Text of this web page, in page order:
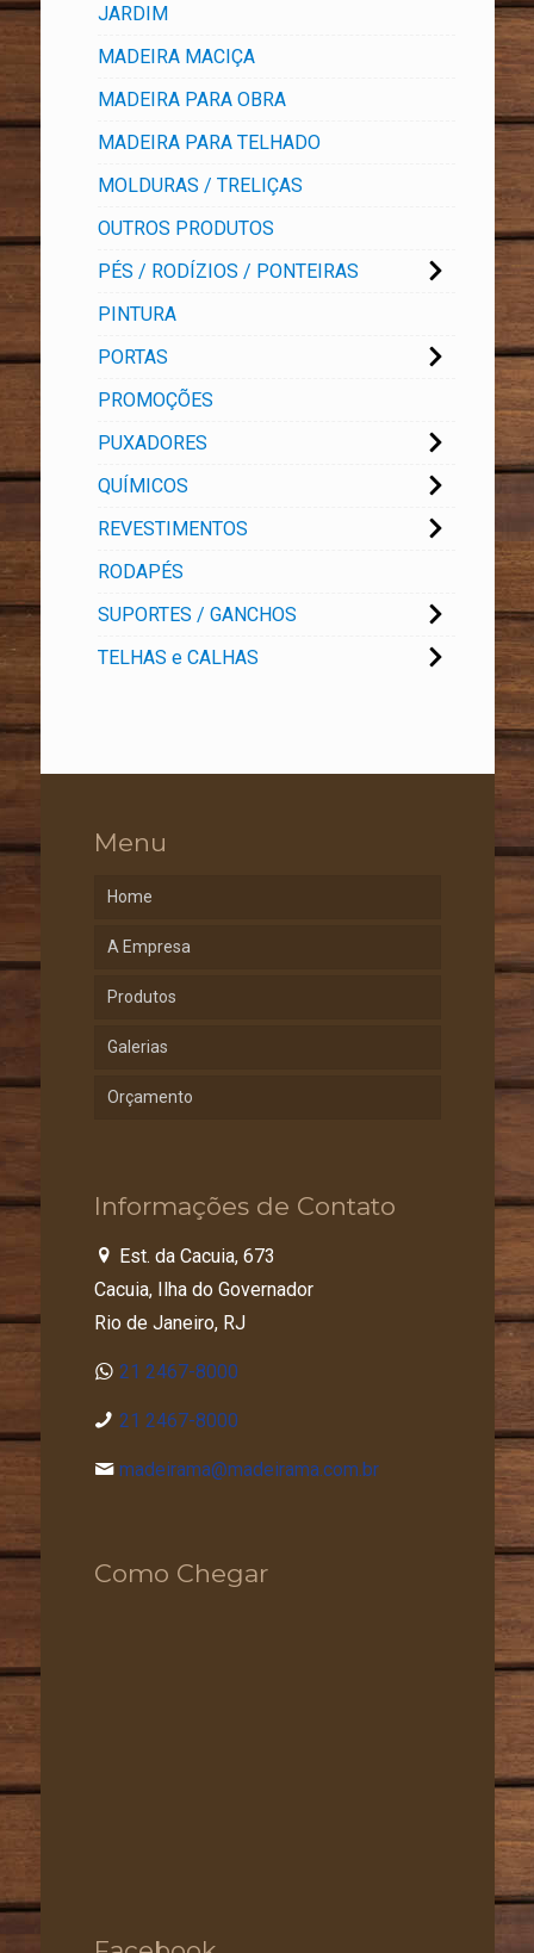
JARDIM
MADEIRA MACIÇA
MADEIRA PARA OBRA
MADEIRA PARA TELHADO
MOLDURAS / TRELIÇAS
OUTROS PRODUTOS
PÉS / RODÍZIOS / PONTEIRAS
PINTURA
PORTAS
PROMOÇÕES
PUXADORES
QUÍMICOS
REVESTIMENTOS
RODAPÉS
SUPORTES / GANCHOS
TELHAS e CALHAS
Menu
Home
A Empresa
Produtos
Galerias
Orçamento
Informações de Contato
Est. da Cacuia, 673
Cacuia, Ilha do Governador
Rio de Janeiro, RJ
21 2467-8000
21 2467-8000
madeirama@madeirama.com.br
Como Chegar